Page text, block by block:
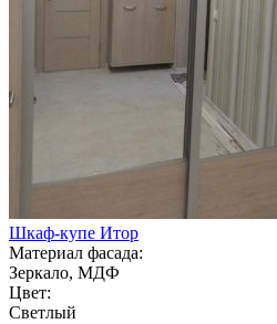
Шкаф-купе Итор
Материал фасада:
Зеркало, МДФ
Цвет:
Светлый